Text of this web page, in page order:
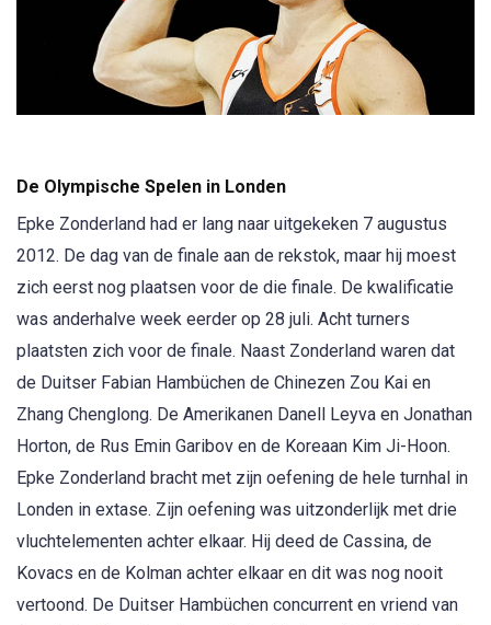
De Olympische Spelen in Londen
Epke Zonderland had er lang naar uitgekeken 7 augustus
2012. De dag van de finale aan de rekstok, maar hij moest
zich eerst nog plaatsen voor de die finale. De kwalificatie
was anderhalve week eerder op 28 juli. Acht turners
plaatsten zich voor de finale. Naast Zonderland waren dat
de Duitser Fabian Hambüchen de Chinezen Zou Kai en
Zhang Chenglong. De Amerikanen Danell Leyva en Jonathan
Horton, de Rus Emin Garibov en de Koreaan Kim Ji-Hoon.
Epke Zonderland bracht met zijn oefening de hele turnhal in
Londen in extase. Zijn oefening was uitzonderlijk met drie
vluchtelementen achter elkaar. Hij deed de Cassina, de
Kovacs en de Kolman achter elkaar en dit was nog nooit
vertoond. De Duitser Hambüchen concurrent en vriend van